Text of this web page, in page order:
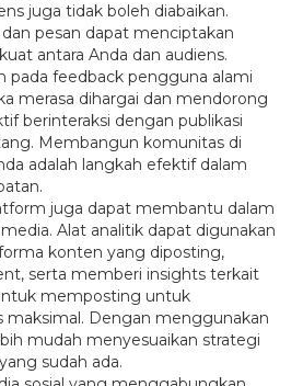
juga tidak boleh diabaikan.
pesan dapat menciptakan
antara Anda dan audiens.
pada feedback pengguna alami
merasa dihargai dan mendorong
berinteraksi dengan publikasi
Membangun komunitas di
adalah langkah efektif dalam
juga dapat membantu dalam
Alat analitik dapat digunakan
konten yang diposting,
serta memberi insights terkait
memposting untuk
maksimal. Dengan menggunakan
mudah menyesuaikan strategi
sudah ada.